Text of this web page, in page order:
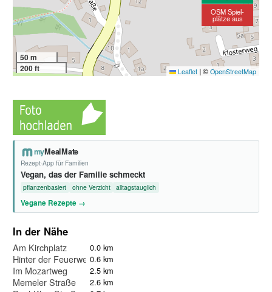
50 m
200 ft
Leaflet |© OpenStreetMap
OSM Spiel-
plätze aus
myMealMate
Rezept-App für Familien
Vegan, das der Familie schmeckt
pflanzenbasiert ohne Verzicht alltagstauglich
Vegane Rezepte →
In der Nähe
Am Kirchplatz 0.0 km
Hinter der Feuerwehr0.6 km
Im Mozartweg 2.5 km
Memeler Straße 2.6 km